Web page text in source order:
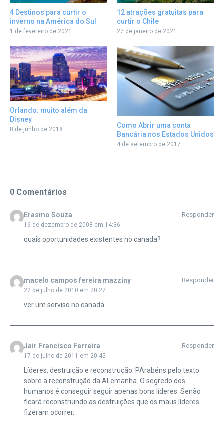
4 Destinos para curtir o
inverno na América do Sul
1 de fevereiro de 2021
12 atrações gratuitas para
curtir o Chile
27 de janeiro de 2021
Orlando: muito além da
Disney
8 de junho de 2018
Como Abrir uma conta
Bancária nos Estados Unidos
4 de setembro de 2017
0 Comentários
Erasmo Souza
16 de dezembro de 2008 em 14:36
Responder
quais oportunidades existentes no canada?
macelo campos fereira mazziny
22 de julho de 2010 em 20:27
Responder
ver um serviso no canada
Jair Francisco Ferreira
17 de julho de 2011 em 20:45
Responder
Líderes, destruição e reconstrução. PArabéns pelo texto
sobre a reconstrução da ALemanha. O segredo dos
humanos é conseguir seguir apenas bons líderes. Senão
ficará reconstruindo as destruições que os maus líderes
fizeram ocorrer.